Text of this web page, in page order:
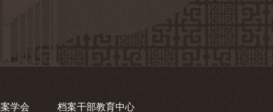
学会 档案干部教育中心